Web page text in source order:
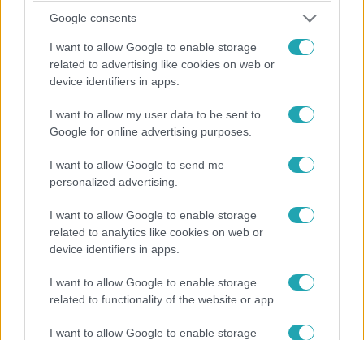
Google consents
I want to allow Google to enable storage
related to advertising like cookies on web or
device identifiers in apps.
I want to allow my user data to be sent to
Google for online advertising purposes.
I want to allow Google to send me
personalized advertising.
I want to allow Google to enable storage
related to analytics like cookies on web or
device identifiers in apps.
I want to allow Google to enable storage
related to functionality of the website or app.
I want to allow Google to enable storage
2018. április 8. 16:10
Órákat álltak sorban a szavazók több szavazókörben,
mire bejutottak az urnákhoz, hogy leadják voksukat. Az
egyik újbudai szavazókörben, ahol a legutóbbi
választáson a helyieken kívül 4 ezer átjelentkező
szavazott, most 11 ezer.